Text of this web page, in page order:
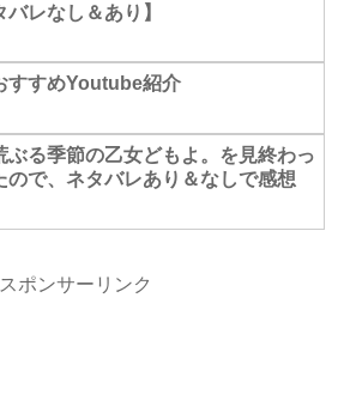
バレなし＆あり】
すすめYoutube紹介
ぶる季節の乙女どもよ。を見終わっ
ので、ネタバレあり＆なしで感想
スポンサーリンク